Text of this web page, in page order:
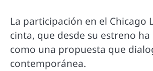
La participación en el Chicago
cinta, que desde su estreno
como una propuesta que
contemporánea.